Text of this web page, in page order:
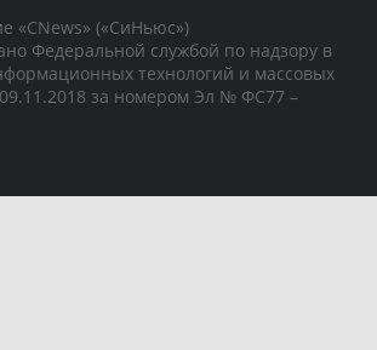
«CNews» («СиНьюс»)
Федеральной службой по надзору в
технологий и массовых
за номером Эл № ФС77 –